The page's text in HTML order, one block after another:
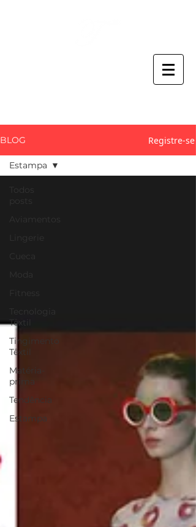
BLOG Registre-se
Todos
Aviamentos
Lingerie
Cueca
Moda
Tecnologia
Têxtil
Tingimento
Têxtil
Matéria-
prima
Tendência
Estampa
Estampa